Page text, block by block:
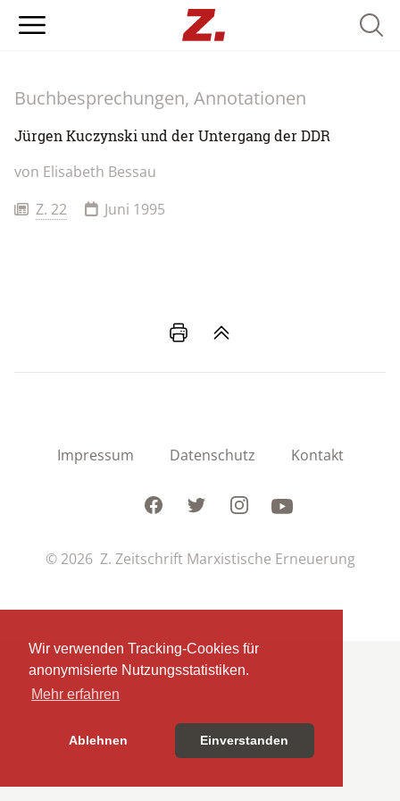
Wir verwenden Tracking-Cookies für
anonymisierte Nutzungsstatistiken.
Mehr erfahren
Ablehnen Einverstanden
Buchbesprechungen, Annotationen
Jürgen Kuczynski und der Untergang der DDR
von Elisabeth Bessau
Z. 22
Juni 1995
Impressum Datenschutz Kontakt
FacebookTwitterInstagramYoutube
© 2026 Z. Zeitschrift Marxistische Erneuerung